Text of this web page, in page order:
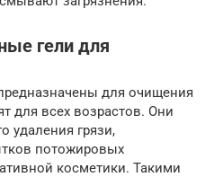
гели для
для очищения
для всех возрастов. Они
удаления грязи,
потожировых
косметики. Такими